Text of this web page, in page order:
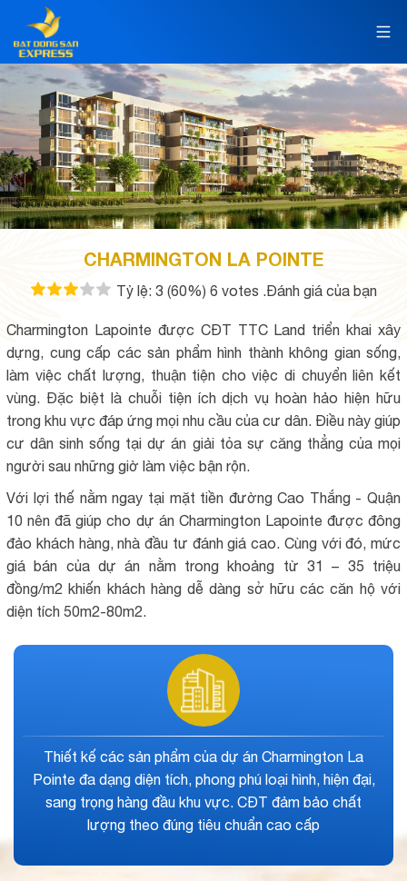
CHARMINGTON LA POINTE
Tỷ lệ: 3 (60%) 6 votes .Đánh giá của bạn
Charmington Lapointe được CĐT TTC Land triển khai xây
dựng, cung cấp các sản phẩm hình thành không gian sống,
làm việc chất lượng, thuận tiện cho việc di chuyển liên kết
vùng. Đặc biệt là chuỗi tiện ích dịch vụ hoàn hảo hiện hữu
trong khu vực đáp ứng mọi nhu cầu của cư dân. Điều này giúp
cư dân sinh sống tại dự án giải tỏa sự căng thẳng của mọi
người sau những giờ làm việc bận rộn.
Với lợi thế nằm ngay tại mặt tiền đường Cao Thắng - Quận
10 nên đã giúp cho dự án Charmington Lapointe được đông
đảo khách hàng, nhà đầu tư đánh giá cao. Cùng với đó, mức
giá bán của dự án nằm trong khoảng từ 31 – 35 triệu
đồng/m2 khiến khách hàng dễ dàng sở hữu các căn hộ với
diện tích 50m2-80m2.
Mức giá bán đưa ra hấp dẫn mọi khách hàng.Khá
mềm khi đem so sánh với các sản phẩm cùng phân
khúc, cùng khu vực. Đặc biệt là khi khách hàng được
hỗ trợ vay vốn, chính sách bán hàng, ưu đãi tốt nhất.